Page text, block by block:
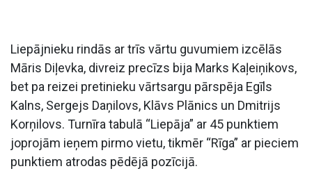
Liepājnieku rindās ar trīs vārtu guvumiem izcēlās
Māris Diļevka, divreiz precīzs bija Marks Kaļeiņikovs,
bet pa reizei pretinieku vārtsargu pārspēja Egīls
Kalns, Sergejs Daņilovs, Klāvs Plānics un Dmitrijs
Korņilovs. Turnīra tabulā “Liepāja” ar 45 punktiem
joprojām ieņem pirmo vietu, tikmēr “Rīga” ar pieciem
punktiem atrodas pēdējā pozīcijā.